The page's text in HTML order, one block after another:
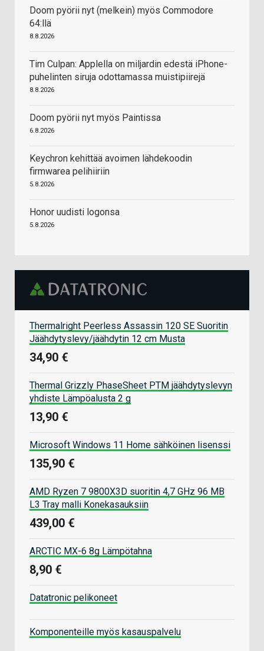
Doom pyörii nyt (melkein) myös Commodore
64:llä
8.8.2026
Tim Culpan: Applella on miljardin edestä iPhone-
puhelinten siruja odottamassa muistipiirejä
8.8.2026
Doom pyörii nyt myös Paintissa
6.8.2026
Keychron kehittää avoimen lähdekoodin
firmwarea pelihiiriin
5.8.2026
Honor uudisti logonsa
5.8.2026
Thermalright Peerless Assassin 120 SE Suoritin
Jäähdytyslevy/jäähdytin 12 cm Musta
34,90 €
Thermal Grizzly PhaseSheet PTM jäähdytyslevyn
yhdiste Lämpöalusta 2 g
13,90 €
Microsoft Windows 11 Home sähköinen lisenssi
135,90 €
AMD Ryzen 7 9800X3D suoritin 4,7 GHz 96 MB
L3 Tray malli Konekasauksiin
439,00 €
ARCTIC MX-6 8g Lämpötahna
8,90 €
Datatronic pelikoneet
Komponenteille myös kasauspalvelu